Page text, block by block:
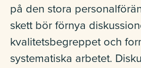
på den stora
skett bör förnya
kvalitetsbegreppet och
systematiska arbetet.